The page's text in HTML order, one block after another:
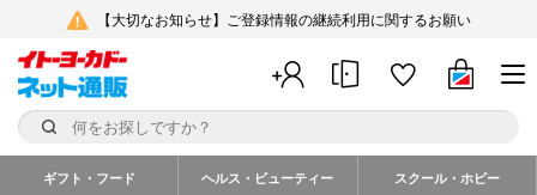
【大切なお知らせ】ご登録情報の継続利用に関するお願い
ギフト・フード ヘルス・ビューティー スクール・ホビー